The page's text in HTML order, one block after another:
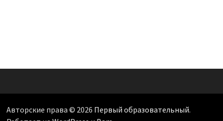
Авторские права © 2026 Первый образовательный.